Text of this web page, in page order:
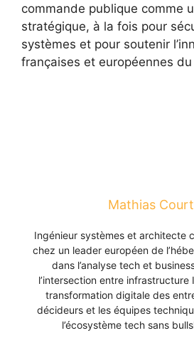
commande publique comme
stratégique, à la fois pour
systèmes et pour soutenir
françaises et européennes
Mathias
Ingénieur systèmes et architecte
chez un leader européen de
dans l’analyse tech et
l’intersection entre infrastructure
transformation digitale des
décideurs et les équipes
l’écosystème tech sans